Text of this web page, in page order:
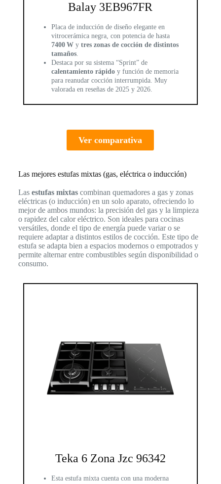
Balay 3EB967FR
Placa de inducción de diseño elegante en
vitrocerámica negra, con potencia de hasta
7400 Wy tres zonas de cocción de distintos
tamaños.
Destaca por su sistema “Sprint” de
calentamiento rápidoy función de memoria
para reanudar cocción interrumpida. Muy
valorada en reseñas de 2025 y 2026.
Ver comparativa
Las mejores estufas mixtas (gas, eléctrica o inducción)
Las estufas mixtascombinan quemadores a gas y zonas
eléctricas (o inducción) en un solo aparato, ofreciendo lo
mejor de ambos mundos: la precisión del gas y la limpieza
o rapidez del calor eléctrico. Son ideales para cocinas
versátiles, donde el tipo de energía puede variar o se
requiere adaptar a distintos estilos de cocción. Este tipo de
estufa se adapta bien a espacios modernos o empotrados y
permite alternar entre combustibles según disponibilidad o
consumo.
Teka 6 Zona Jzc 96342
Esta estufa mixta cuenta con una moderna